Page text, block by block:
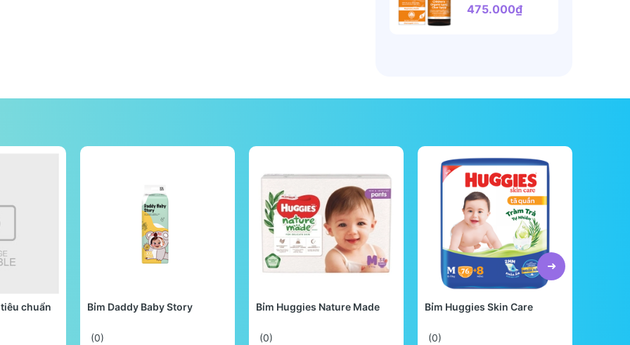
475.000₫
chuẩn Bỉm Daddy Baby Story
(0)
Bỉm Huggies Nature Made
(0)
Bỉm Huggies Skin Care
(0)